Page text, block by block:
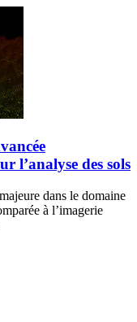
l’analyse des sols
dans le domaine
à l’imagerie